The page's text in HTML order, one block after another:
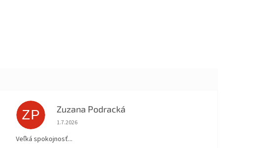
ZP Zuzana Podracká
Hodnotenie obchodu je 5 z 5 hviezdičiek.
1.7.2026
Veľká spokojnosť...